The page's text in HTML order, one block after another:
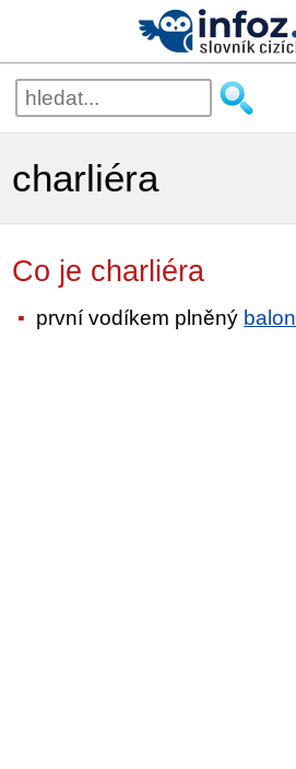
charliéra
Co je charliéra
první vodíkem plněný balon